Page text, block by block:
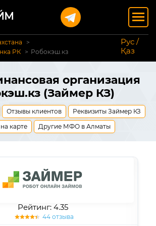
РК
Робокэш.кз
Рус /
Қаз
организация
(Займер КЗ)
Отзывы клиентов
Реквизиты Займер КЗ
карте
Другие МФО в Алматы
Рейтинг: 4.35
44 отзыва